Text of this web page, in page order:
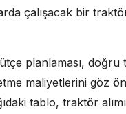
çalışacak bir
planlaması,
maliyetlerini göz
tablo, traktör